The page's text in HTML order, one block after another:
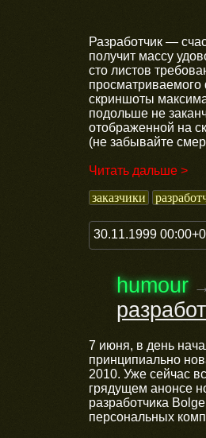
Разработчик —
получит массу
сто листов
просматриваемого
скриншоты
подольше не
отображенной на
(не забывайте
Читать дальше >
заказчики
30.11.1999
humour
7 июня, в день
принципиально
2010. Уже сейчас
грядущем анонсе
разработчика
персональных